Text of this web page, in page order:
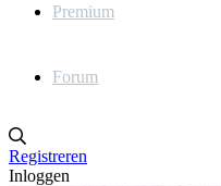
Premium
Forum
Registreren
Inloggen